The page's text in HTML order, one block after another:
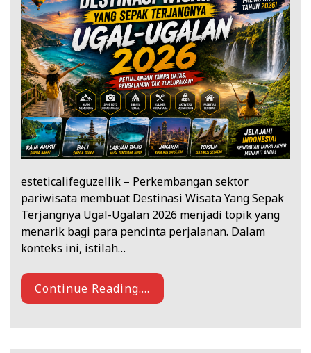
esteticalifeguzellik – Perkembangan sektor
pariwisata membuat Destinasi Wisata Yang Sepak
Terjangnya Ugal-Ugalan 2026 menjadi topik yang
menarik bagi para pencinta perjalanan. Dalam
konteks ini, istilah…
Continue Reading....